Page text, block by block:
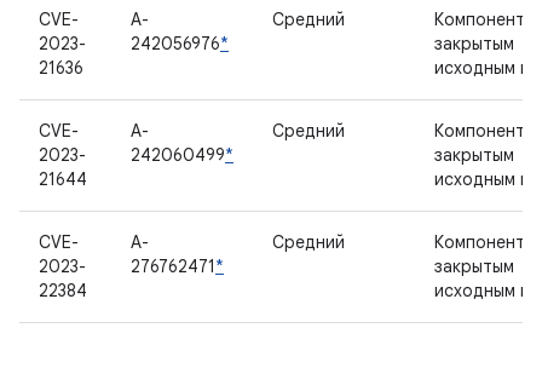
CVE-
2023-
21636
A-
242056976*
Средний
Компонент с
закрытым
исходным
CVE-
2023-
21644
A-
242060499*
Средний
Компонент с
закрытым
исходным
CVE-
2023-
22384
A-
276762471*
Средний
Компонент с
закрытым
исходным